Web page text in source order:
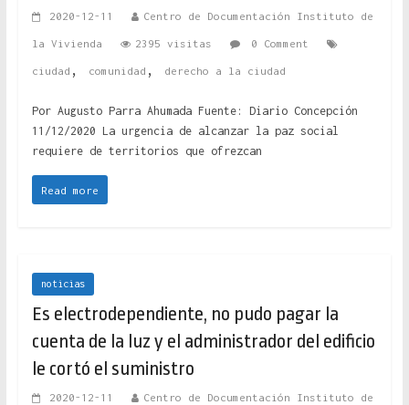
2020-12-11 Centro de Documentación Instituto de
la Vivienda 2395 visitas 0 Comment
ciudad , comunidad , derecho a la ciudad
Por Augusto Parra Ahumada Fuente: Diario Concepción
11/12/2020 La urgencia de alcanzar la paz social
requiere de territorios que ofrezcan
Read more
noticias
Es electrodependiente, no pudo pagar la
cuenta de la luz y el administrador del edificio
le cortó el suministro
2020-12-11 Centro de Documentación Instituto de